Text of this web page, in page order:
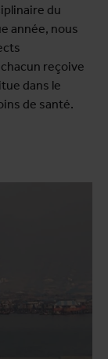
du
année, nous
reçoive
dans le
de santé.